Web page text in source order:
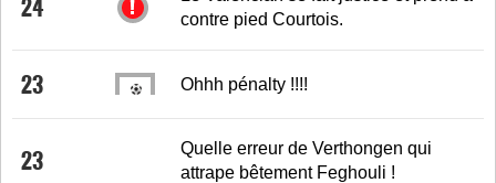
24
contre pied Courtois.
23 Ohhh pénalty !!!!
23
Quelle erreur de Verthongen qui
attrape bêtement Feghouli !